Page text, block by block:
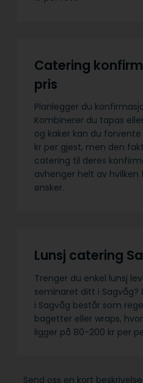
Catering
pris
Planlegger du
Kombinerer du tapas
og kaker kan du
kr per gjest, men den
catering til deres
avhenger helt av
ønsker.
Lunsj catering
Trenger du enkel lunsj
seminaret ditt i Sagvåg?
i Sagvåg består som
bagetter eller wraps,
ligger på 80-200 kr per
Send oss en kort